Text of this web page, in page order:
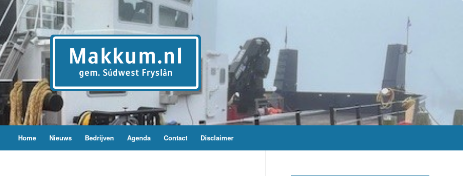
Home Nieuws Bedrijven Agenda Contact Disclaimer